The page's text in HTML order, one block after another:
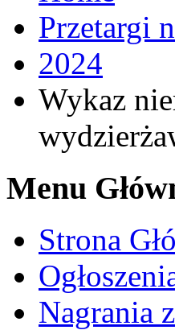
Przetargi
2024
Wykaz
Menu
Strona
Nagrania